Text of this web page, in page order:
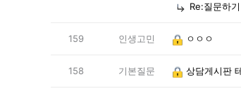
Re:질문하기
159 인생고민 ㅇㅇㅇ
158 기본질문 상담게시판